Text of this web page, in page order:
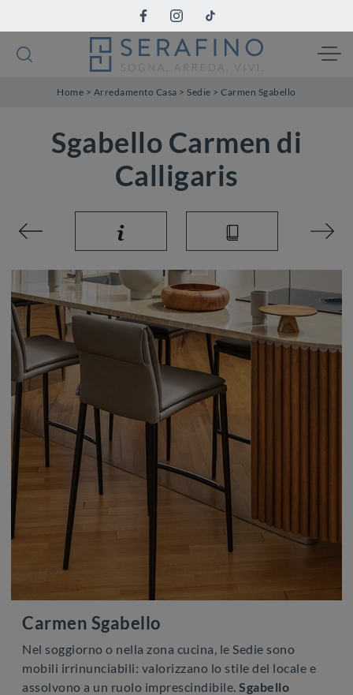
Home > Arredamento Casa > Sedie >Carmen Sgabello
Sgabello Carmen di
Calligaris
Carmen Sgabello
Nel soggiorno o nella zona cucina, le Sedie sono
mobili irrinunciabili: valorizzano lo stile del locale e
assolvono a un ruolo imprescindibile. Sgabello